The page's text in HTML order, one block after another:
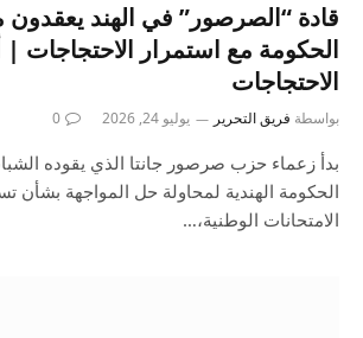
قادة “الصرصور” في الهند يعقدون
الحكومة مع استمرار الاحتجاجات |
الاحتجاجات
بواسطة فريق التحرير يوليو 24, 2026 0
بدأ زعماء حزب صرصور جانتا الذي يقوده
الحكومة الهندية لمحاولة حل المواجهة بشأن
الامتحانات الوطنية،…